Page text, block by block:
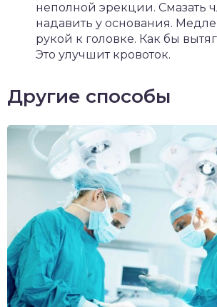
неполной эрекции. Смазать
надавить у основания.
рукой к головке. Как бы
Это улучшит кровоток.
Другие способы